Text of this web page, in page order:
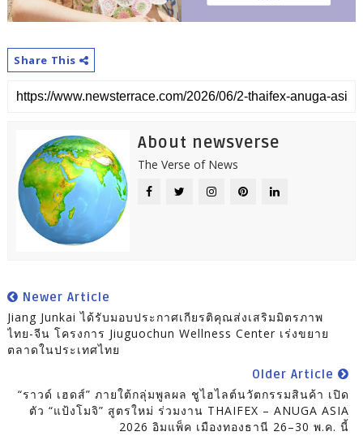
Share This
About newsverse
The Verse of News
Newer Article
Jiang Junkai ได้รับมอบประกาศเกียรติคุณส่งเสริมมิตรภาพ
ไทย-จีน โครงการ Jiuguochun Wellness Center เร่งขยาย
ตลาดในประเทศไทย
Older Article
“ราวด์ เฮดส์” ภายใต้กลุ่มพูลผล ชูไฮไลต์นวัตกรรมสินค้า เปิด
ตัว “แป้งโมจิ” สูตรใหม่ ร่วมงาน THAIFEX – ANUGA ASIA
2026 อิมแพ็ค เมืองทองธานี 26–30 พ.ค. นี้